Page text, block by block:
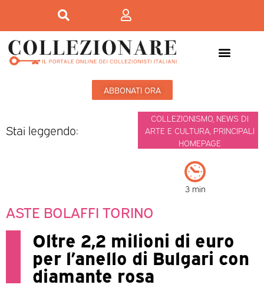
ABBONATI ORA
Stai leggendo:
COLLEZIONISMO, NEWS DI
ARTE E CULTURA, PRINCIPALI
HOMEPAGE
3 min
ASTE BOLAFFI TORINO
Oltre 2,2 milioni di euro
per l’anello di Bulgari con
diamante rosa